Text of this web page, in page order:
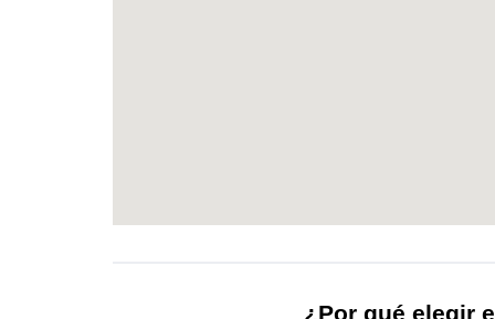
¿Por qué elegir